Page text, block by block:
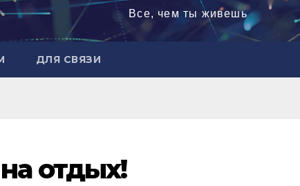
Все, чем ты живешь
ДЛЯ СВЯЗИ
отдых!